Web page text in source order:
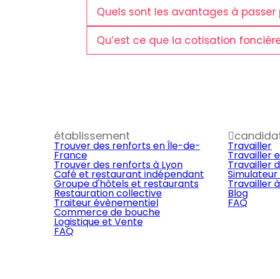
Quels sont les avantages à
Qu’est ce que la cotisation
établissement
Trouver des renforts en Île-de-
France
Trouver des renforts à Lyon
Café et restaurant indépendant
Groupe d'hôtels et restaurants
Restauration collective
Traiteur évènementiel
Commerce de bouche
Logistique et Vente
FAQ
Travailler
Travailler
Travailler
Travailler
Blog
FAQ